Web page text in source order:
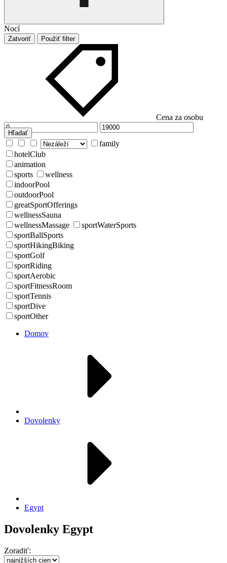
Nocí
Zatvoriť Použiť filter
Cena za osobu
Hľadať
family
hotelClub
animation
sports
wellness
indoorPool
outdoorPool
greatSportOfferings
wellnessSauna
wellnessMassage
sportWaterSports
sportBallSports
sportHikingBiking
sportGolf
sportRiding
sportAerobic
sportFitnessRoom
sportTennis
sportDive
sportOther
Domov
Dovolenky
Egypt
Dovolenky Egypt
Zoradiť: